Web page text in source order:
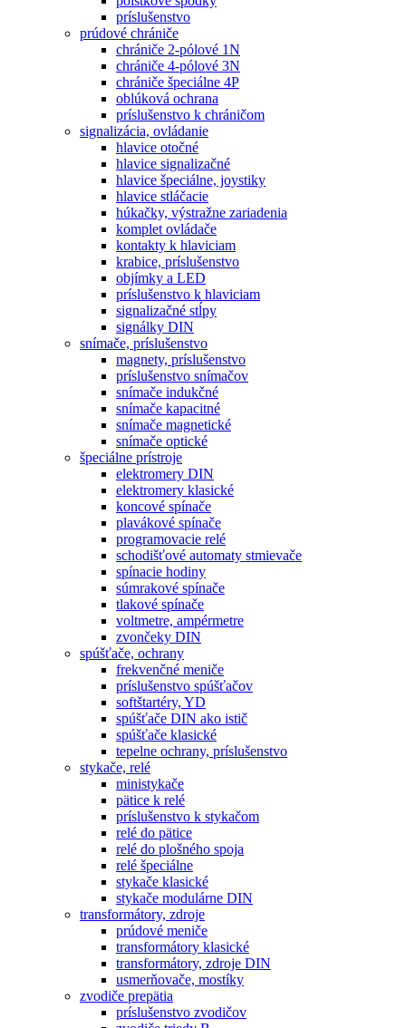
príslušenstvo
prúdové chrániče
chrániče 2-pólové 1N
chrániče 4-pólové 3N
chrániče špeciálne 4P
oblúková ochrana
príslušenstvo k chráničom
signalizácia, ovládanie
hlavice otočné
hlavice signalizačné
hlavice špeciálne, joystiky
hlavice stláčacie
húkačky, výstražne zariadenia
komplet ovládače
kontakty k hlaviciam
krabice, príslušenstvo
objímky a LED
príslušenstvo k hlaviciam
signalizačné stĺpy
signálky DIN
snímače, príslušenstvo
magnety, príslušenstvo
príslušenstvo snímačov
snímače indukčné
snímače kapacitné
snímače magnetické
snímače optické
špeciálne prístroje
elektromery DIN
elektromery klasické
koncové spínače
plavákové spínače
programovacie relé
schodišťové automaty stmievače
spínacie hodiny
súmrakové spínače
tlakové spínače
voltmetre, ampérmetre
zvončeky DIN
spúšťače, ochrany
frekvenčné meniče
príslušenstvo spúšťačov
softštartéry, YD
spúšťače DIN ako istič
spúšťače klasické
tepelne ochrany, príslušenstvo
stykače, relé
ministykače
pätice k relé
príslušenstvo k stykačom
relé do pätice
relé do plošného spoja
relé špeciálne
stykače klasické
stykače modulárne DIN
transformátory, zdroje
prúdové meniče
transformátory klasické
transformátory, zdroje DIN
usmerňovače, mostíky
zvodiče prepätia
príslušenstvo zvodičov